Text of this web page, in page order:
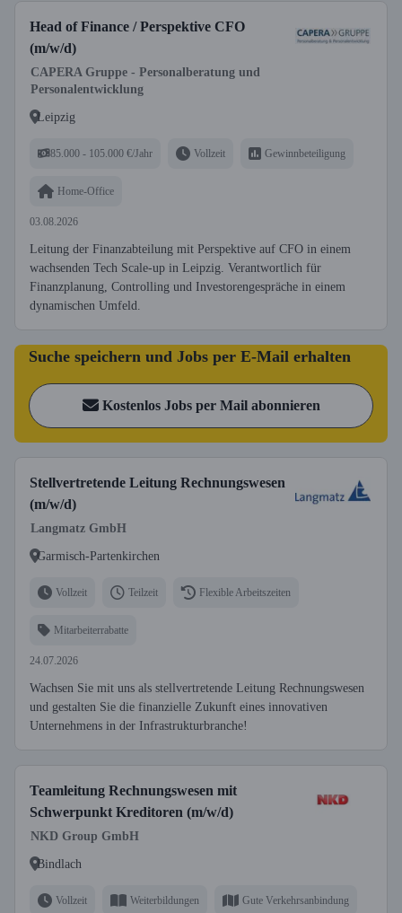
Head of Finance / Perspektive CFO
(m/w/d)
CAPERA Gruppe - Personalberatung und
Personalentwicklung
Leipzig
85.000 - 105.000 €/Jahr Vollzeit Gewinnbeteiligung
Home-Office
03.08.2026
Leitung der Finanzabteilung mit Perspektive auf CFO in einem
wachsenden Tech Scale-up in Leipzig. Verantwortlich für
Finanzplanung, Controlling und Investorengespräche in einem
dynamischen Umfeld.
Suche speichern und Jobs per E-Mail erhalten
Kostenlos Jobs per Mail abonnieren
Stellvertretende Leitung Rechnungswesen
(m/w/d)
Langmatz GmbH
Garmisch-Partenkirchen
Vollzeit Teilzeit Flexible Arbeitszeiten
Mitarbeiterrabatte
24.07.2026
Wachsen Sie mit uns als stellvertretende Leitung Rechnungswesen
und gestalten Sie die finanzielle Zukunft eines innovativen
Unternehmens in der Infrastrukturbranche!
Teamleitung Rechnungswesen mit
Schwerpunkt Kreditoren (m/w/d)
NKD Group GmbH
Bindlach
Vollzeit Weiterbildungen Gute Verkehrsanbindung